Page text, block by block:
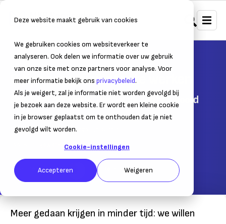
Deze website maakt gebruik van cookies
We gebruiken cookies om websiteverkeer te
analyseren. Ook delen we informatie over uw gebruik
van onze site met onze partners voor analyse. Voor
meer informatie bekijk ons privacybeleid.
Als je weigert, zal je informatie niet worden gevolgd bij
je bezoek aan deze website. Er wordt een kleine cookie
in je browser geplaatst om te onthouden dat je niet
gevolgd wilt worden.
Cookie-instellingen
Accepteren Weigeren
Home Bedrijfsvoering Productiviteit
9 tips om efficiënter te werken
Specialist Annemiek Tigchelaar aan het woord
10 november 2017– Leestijd:
Laatst bijgewerkt:11 maart 2024
Geschreven door: Raphael Klees
Meer gedaan krijgen in minder tijd: we willen